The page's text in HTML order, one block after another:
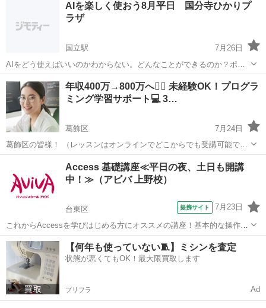
AIを楽しく使おう8月平日 国分寺ひかりプ
ラザ
国立駅
7月26日
AIをどう使えばいいのかわからない。どんなことができるのか？ポイ
ントはどんなことができるのではなく、あなたがやりたい事、悩んで
ることを解決してくれる最良のパートナーと考えることから始まりま
す。 今回はAIに触れながらどんなこ...
東京 国分寺市 国立駅 その他
年収400万→800万へ🙆‍♂️ 未経験OK！プログラ
ミング学習サポート💻 3…
葛飾区
7月24日
葛飾区の皆様！ （レッスンはオンラインでどこからでも受講可能で
す！） お気軽にメッセージいただければ、内容など詳しくご案内しま
す！ どうぞよろしくお願いします🙇‍♂️
プログラミング 未経験
Access 基礎講座≪平日の夜、土日も開講
中！≫（アビバ 上野校）
台東区 提携サイト 7月23日
これからAccessを学びはじめる方にオススメの講座！基本的な操作か
らリレーションシップなど、データベース管理ソフトであるAccessの
醍醐味を学ぶ事ができる講座です。 ■学習内容■ 基本操作・テーブ
ル・クエリ・フォーム...
東京 台東区 アクセス
【何年も使っていない🧵】ミシンを査定
状態が悪くてもOK！最大限買取します
プリフラ Ad